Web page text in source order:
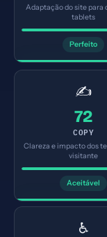
Adaptação do site para
tablets
Perfeito
✍️
72
COPY
Clareza e impacto dos
visitante
Aceitável
♿